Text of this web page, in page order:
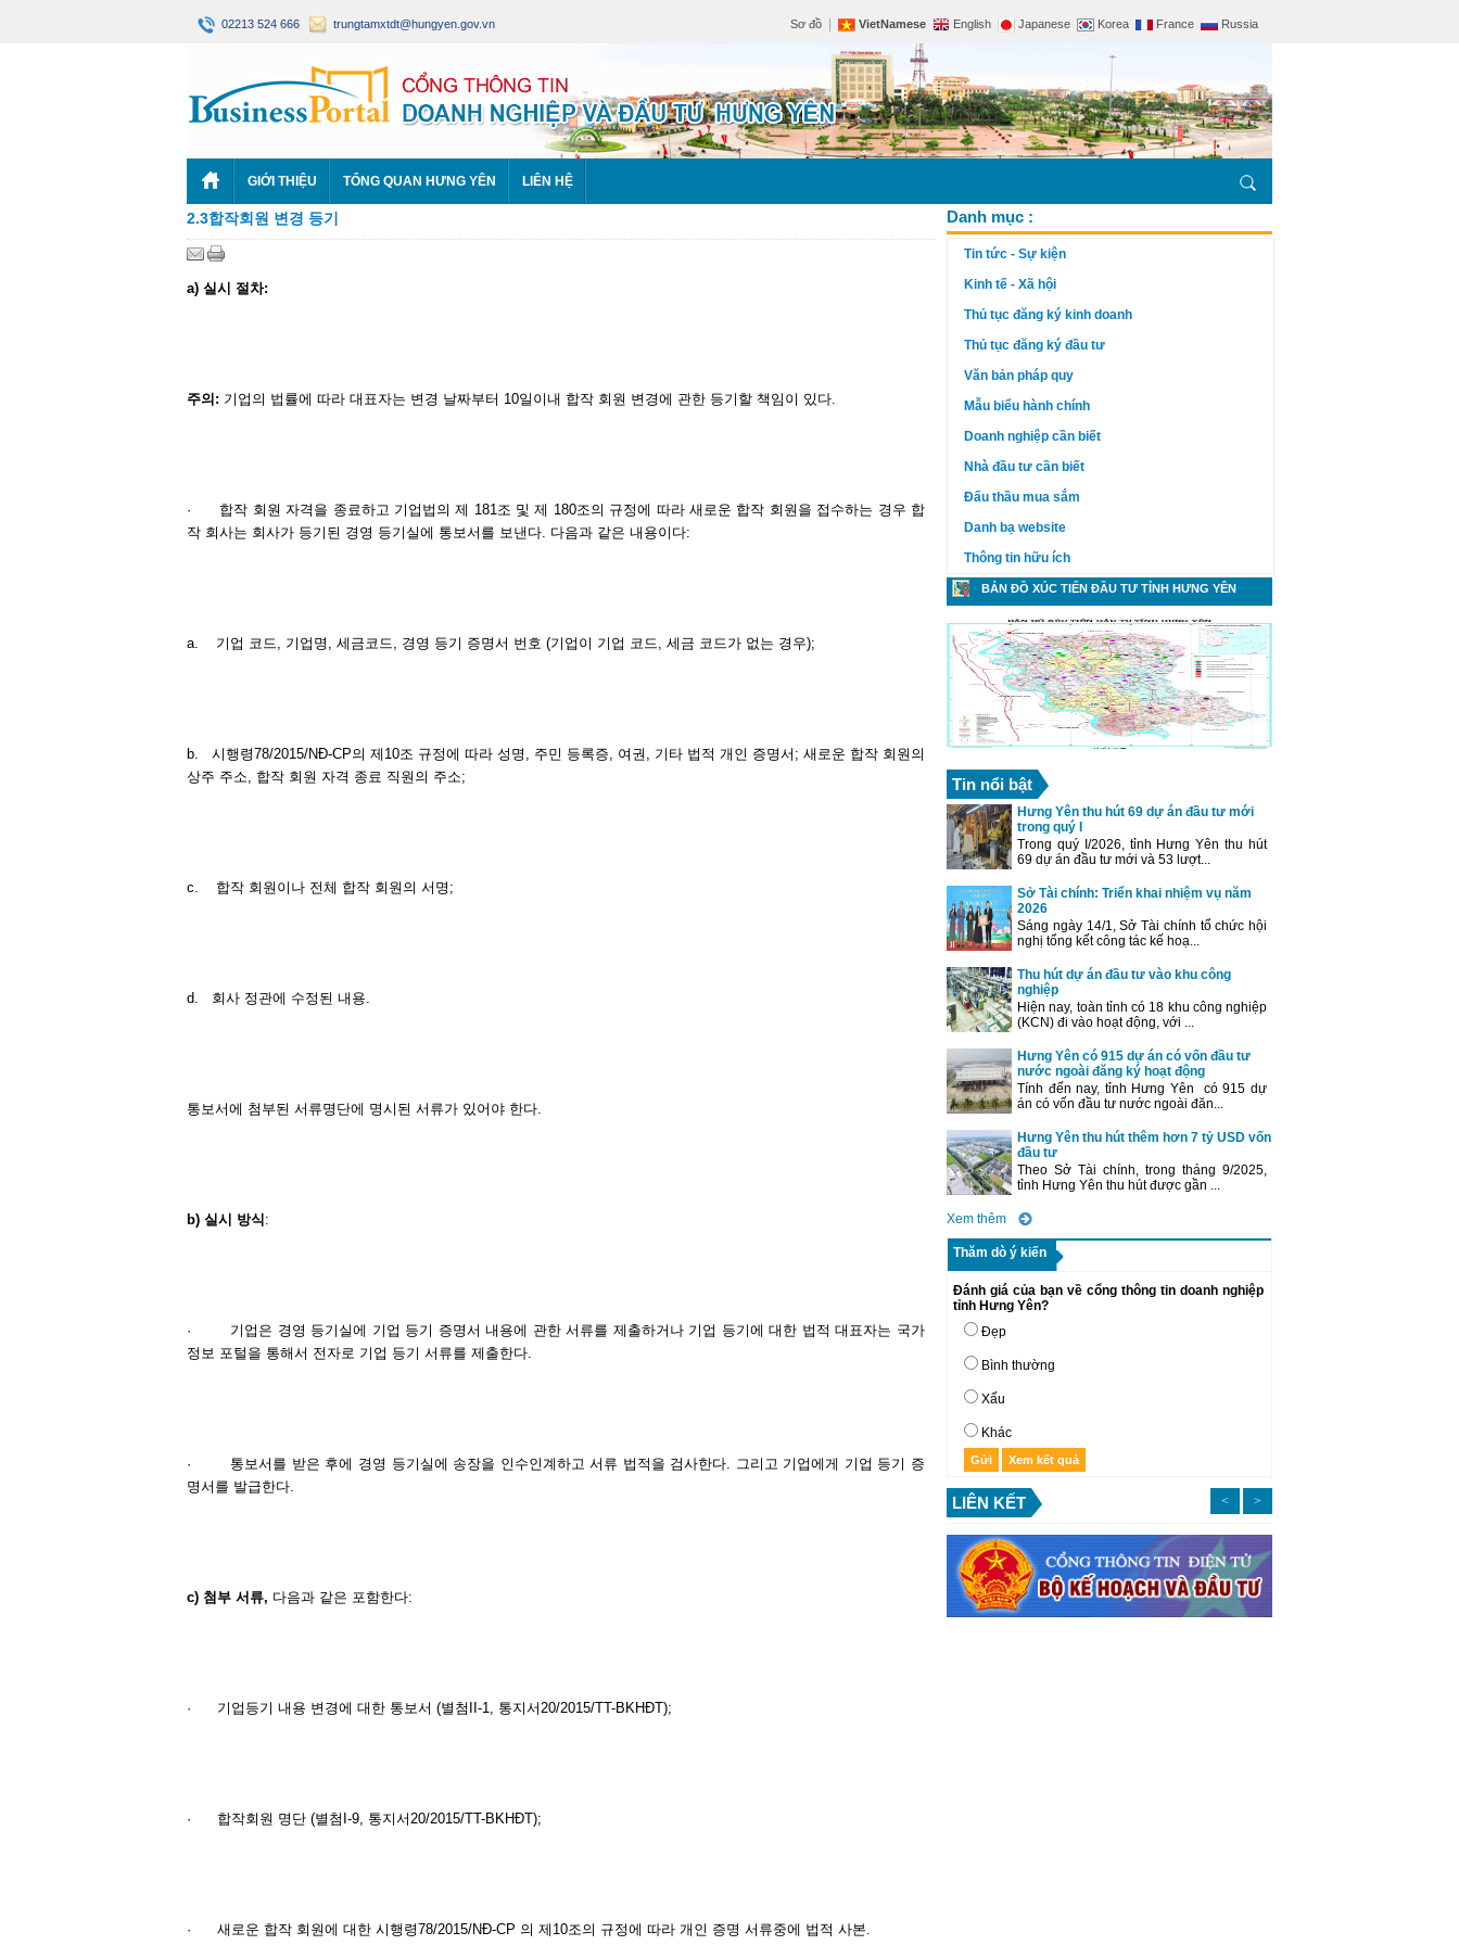
02213 524 666 trungtamxtdt@hungyen.gov.vn Sơ đồ VietNamese English Japanese Korea France Russia
GIỚI THIỆU TỔNG QUAN HƯNG YÊN LIÊN HỆ
2.3합작회원 변경 등기
a) 실시 절차:
주의 : 기업의 법률에 따라 대표자는 변경 날짜부터 10일이내 합작 회원 변경에 관한 등기할 책임이 있다.
· 합작 회원 자격을 종료하고 기업법의 제 181조 및 제 180조의 규정에 따라 새로운 합작 회원을 접수하는 경우 합
작 회사는 회사가 등기된 경영 등기실에 통보서를 보낸다. 다음과 같은 내용이다:
a. 기업 코드, 기업명, 세금코드, 경영 등기 증명서 번호 (기업이 기업 코드, 세금 코드가 없는 경우);
b. 시행령78/2015/NĐ-CP의 제10조 규정에 따라 성명, 주민 등록증, 여권, 기타 법적 개인 증명서; 새로운 합작 회원의
상주 주소, 합작 회원 자격 종료 직원의 주소;
c. 합작 회원이나 전체 합작 회원의 서명;
d. 회사 정관에 수정된 내용.
통보서에 첨부된 서류명단에 명시된 서류가 있어야 한다.
b) 실시 방식:
· 기업은 경영 등기실에 기업 등기 증명서 내용에 관한 서류를 제출하거나 기업 등기에 대한 법적 대표자는 국가
정보 포털을 통해서 전자로 기업 등기 서류를 제출한다.
· 통보서를 받은 후에 경영 등기실에 송장을 인수인계하고 서류 법적을 검사한다. 그리고 기업에게 기업 등기 증
명서를 발급한다.
c) 첨부 서류, 다음과 같은 포함한다:
· 기업등기 내용 변경에 대한 통보서 (별첨II-1, 통지서20/2015/TT-BKHĐT);
· 합작회원 명단 (별첨I-9, 통지서20/2015/TT-BKHĐT);
· 새로운 합작 회원에 대한 시행령78/2015/NĐ-CP 의 제10조의 규정에 따라 개인 증명 서류중에 법적 사본.
Danh mục :
Tin tức - Sự kiện
Kinh tế - Xã hội
Thủ tục đăng ký kinh doanh
Thủ tục đăng ký đầu tư
Văn bản pháp quy
Mẫu biểu hành chính
Doanh nghiệp cần biết
Nhà đầu tư cần biết
Đấu thầu mua sắm
Danh bạ website
Thông tin hữu ích
BẢN ĐỒ XÚC TIẾN ĐẦU TƯ TỈNH HƯNG YÊN
Tin nổi bật
Hưng Yên thu hút 69 dự án đầu tư mới
trong quý I
Trong quý I/2026, tỉnh Hưng Yên thu hút
69 dự án đầu tư mới và 53 lượt...
Sở Tài chính: Triển khai nhiệm vụ năm
2026
Sáng ngày 14/1, Sở Tài chính tổ chức hội
nghị tổng kết công tác kế hoạ...
Thu hút dự án đầu tư vào khu công
nghiệp
Hiện nay, toàn tỉnh có 18 khu công nghiệp
(KCN) đi vào hoạt động, với ...
Hưng Yên có 915 dự án có vốn đầu tư
nước ngoài đăng ký hoạt động
Tính đến nay, tỉnh Hưng Yên có 915 dự
án có vốn đầu tư nước ngoài đăn...
Hưng Yên thu hút thêm hơn 7 tỷ USD vốn
đầu tư
Theo Sở Tài chính, trong tháng 9/2025,
tỉnh Hưng Yên thu hút được gần ...
Xem thêm
Thăm dò ý kiến
Đánh giá của bạn về cổng thông tin doanh nghiệp
tỉnh Hưng Yên?
Đẹp
Bình thường
Xấu
Khác
LIÊN KẾT >
<